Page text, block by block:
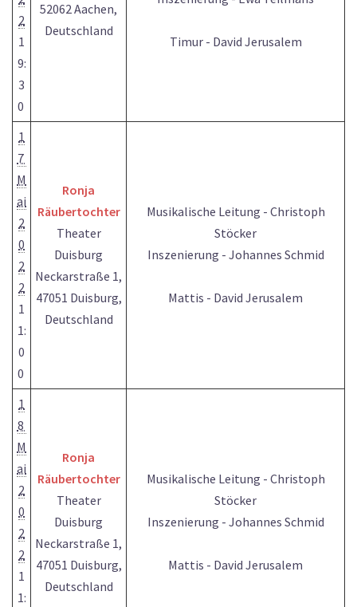
2
1
9:
3
0
52062 Aachen,
Deutschland
Timur - David Jerusalem
1
7
M
ai
2
0
2
2
1
1:
0
0
Ronja
Räubertochter
Theater
Duisburg
Neckarstraße 1,
47051 Duisburg,
Deutschland
Musikalische Leitung - Christoph
Stöcker
Inszenierung - Johannes Schmid
Mattis - David Jerusalem
1
8
M
ai
2
0
2
2
1
1:
Ronja
Räubertochter
Theater
Duisburg
Neckarstraße 1,
47051 Duisburg,
Deutschland
Musikalische Leitung - Christoph
Stöcker
Inszenierung - Johannes Schmid
Mattis - David Jerusalem